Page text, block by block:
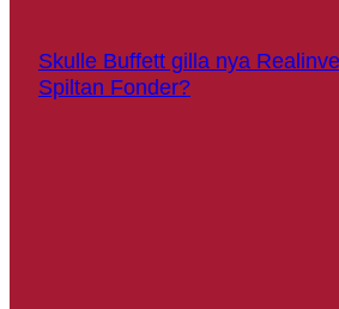
Skulle Buffett gilla nya
Spiltan Fonder?